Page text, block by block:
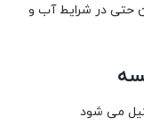
حتی در شرایط آب و
می شود